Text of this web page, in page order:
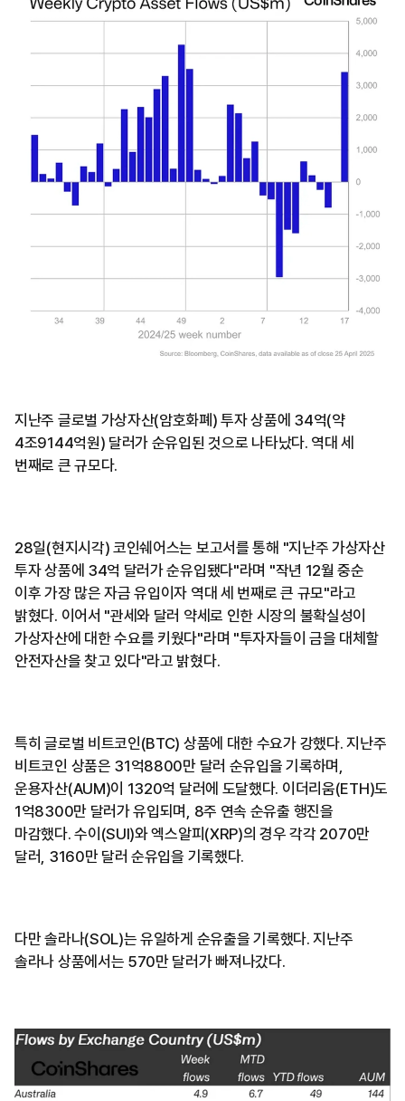
지난주 글로벌 가상자산(암호화폐) 투자 상품에 34억(약
4조9144억원) 달러가 순유입된 것으로 나타났다. 역대 세
번째로 큰 규모다.
28일(현지시각) 코인쉐어스는 보고서를 통해 "지난주 가상자산
투자 상품에 34억 달러가 순유입됐다"라며 "작년 12월 중순
이후 가장 많은 자금 유입이자 역대 세 번째로 큰 규모"라고
밝혔다. 이어서 "관세와 달러 약세로 인한 시장의 불확실성이
가상자산에 대한 수요를 키웠다"라며 "투자자들이 금을 대체할
안전자산을 찾고 있다"라고 밝혔다.
특히 글로벌 비트코인(BTC) 상품에 대한 수요가 강했다. 지난주
비트코인 상품은 31억8800만 달러 순유입을 기록하며,
운용자산(AUM)이 1320억 달러에 도달했다. 이더리움(ETH)도
1억8300만 달러가 유입되며, 8주 연속 순유출 행진을
마감했다. 수이(SUI)와 엑스알피(XRP)의 경우 각각 2070만
달러, 3160만 달러 순유입을 기록했다.
다만 솔라나(SOL)는 유일하게 순유출을 기록했다. 지난주
솔라나 상품에서는 570만 달러가 빠져나갔다.